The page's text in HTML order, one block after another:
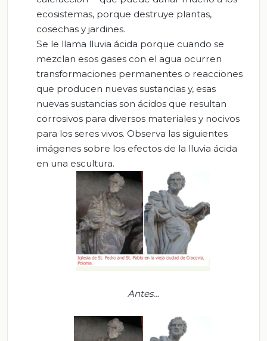
ecosistemas, porque destruye plantas,
cosechas y jardines.
Se le llama lluvia ácida porque cuando se
mezclan esos gases con el agua ocurren
transformaciones permanentes o reacciones
que producen nuevas sustancias y, esas
nuevas sustancias son ácidos que resultan
corrosivos para diversos materiales y nocivos
para los seres vivos. Observa las siguientes
imágenes sobre los efectos de la lluvia ácida
en una escultura.
Antes…